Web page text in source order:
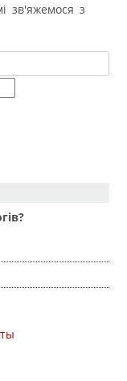
зв'яжемося з